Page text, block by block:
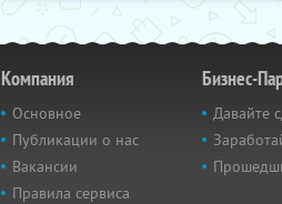
Компания
Основное
Публикации о нас
Вакансии
Правила сервиса
Бизнес-
Давайте